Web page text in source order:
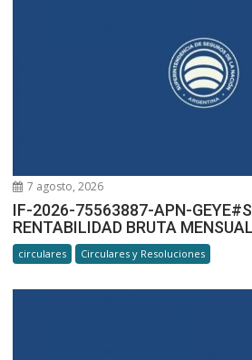
7 agosto, 2026
IF-2026-75563887-APN-
RENTABILIDAD BRUTA
circulares Circulares y Resoluciones